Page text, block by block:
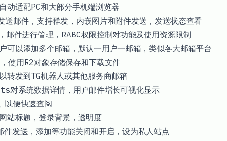
动适配PC和大部分手机端浏览器
送邮件，支持群发，内嵌图片和附件发送，发送状态查看
邮件进行管理，RABC权限控制对功能及使用资源限制
可以添加多个邮箱，默认一用户一邮箱，类似各大邮箱平台
使用R2对象存储保存和下载文件
转发到TG机器人或其他服务商邮箱
对系统数据详情，用户邮件增长可视化显示
以便快速查阅
站标题，登录背景，透明度
件发送，添加等功能关闭和开启，设为私人站点